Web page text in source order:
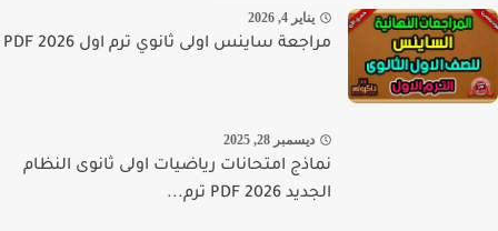
يناير 4, 2026
مراجعة ساينس اولى ثانوي ترم اول 2026 PDF
ديسمبر 28, 2025
نماذج امتحانات رياضيات اولى ثانوى النظام
الجديد PDF 2026 ترم...